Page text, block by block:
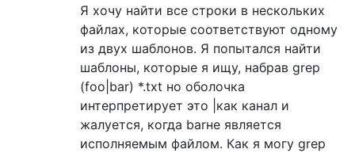
Я хочу найти все строки в нескольких
файлах, которые соответствуют одному
из двух шаблонов. Я попытался найти
шаблоны, которые я ищу, набрав grep
(foo|bar) *.txt но оболочка
интерпретирует это |как канал и
жалуется, когда barне является
исполняемым файлом. Как я могу grep